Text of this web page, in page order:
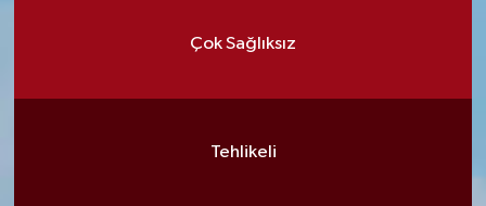
Çok Sağlıksız
Tehlikeli